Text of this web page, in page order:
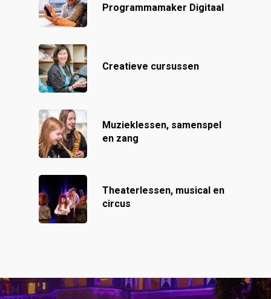
Programmamaker Digitaal
Creatieve cursussen
Muzieklessen, samenspel
en zang
Theaterlessen, musical en
circus